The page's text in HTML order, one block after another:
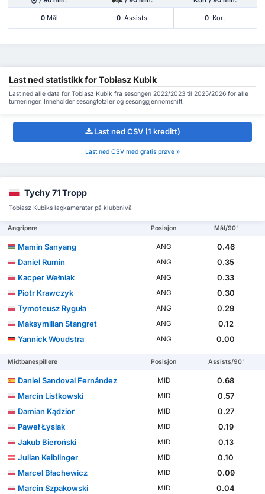
0Mål 0 Assists 0 Kort
Last ned statistikk for Tobiasz Kubik
Last ned alle data for Tobiasz Kubik fra sesongen 2022/2023 til 2025/2026 for alle
turneringer. Inneholder sesongtotaler og sesonggjennomsnitt.
Last ned CSV (1 kreditt)
Last ned CSV med gratis prøve »
Tychy 71 Tropp
Tobiasz Kubiks lagkamerater på klubbnivå
Angripere Posisjon Mål/90'
Mamin Sanyang ANG
0.46
Daniel Rumin
ANG
0.35
Kacper Wełniak
ANG
0.33
Piotr Krawczyk
ANG
0.30
Tymoteusz Ryguła
ANG
0.29
Maksymilian Stangret
ANG
0.12
Yannick Woudstra
ANG 0.00
Midtbanespillere Posisjon Assists/90'
Daniel Sandoval Fernández MID
0.68
Marcin Listkowski
MID
0.57
Damian Kądzior
MID
0.27
Paweł Łysiak
MID
0.19
Jakub Bieroński
MID
0.13
Julian Keiblinger
MID
0.10
Marcel Błachewicz
MID
0.09
Marcin Szpakowski
MID
0.04